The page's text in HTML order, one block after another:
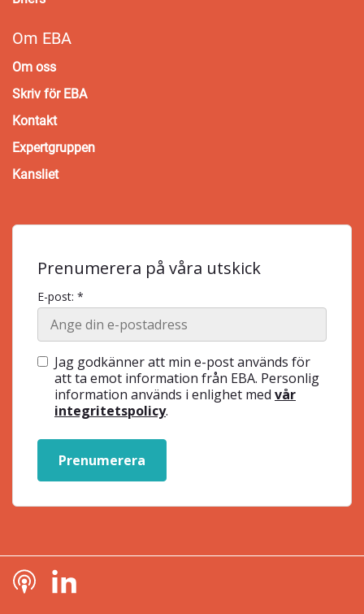
Om EBA
Om oss
Skriv för EBA
Kontakt
Expertgruppen
Kansliet
Prenumerera på våra utskick
E-post: *
Jag godkänner att min e-post används för
att ta emot information från EBA. Personlig
information används i enlighet med vår
integritetspolicy.
Prenumerera